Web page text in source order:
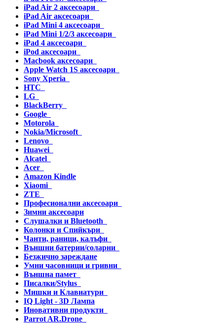
iPad Air 2 аксесоари
iPad Air аксесоари
iPad Mini 4 аксесоари
iPad Mini 1/2/3 аксесоари
iPad 4 аксесоари
iPod аксесоари
Macbook аксесоари
Apple Watch 1S аксесоари
Sony Xperia
HTC
LG
BlackBerry
Google
Motorola
Nokia/Microsoft
Lenovo
Huawei
Alcatel
Acer
Amazon Kindle
Xiaomi
ZTE
Професионални аксесоари
Зимни аксесоари
Слушалки и Bluetooth
Колонки и Спийкъри
Чанти, раници, калъфи
Външни батерии/соларни
Безжично зареждане
Умни часовници и гривни
Външна памет
Писалки/Stylus
Мишки и Клавиатури
IQ Light - 3D Лампа
Иновативни продукти
Parrot AR.Drone